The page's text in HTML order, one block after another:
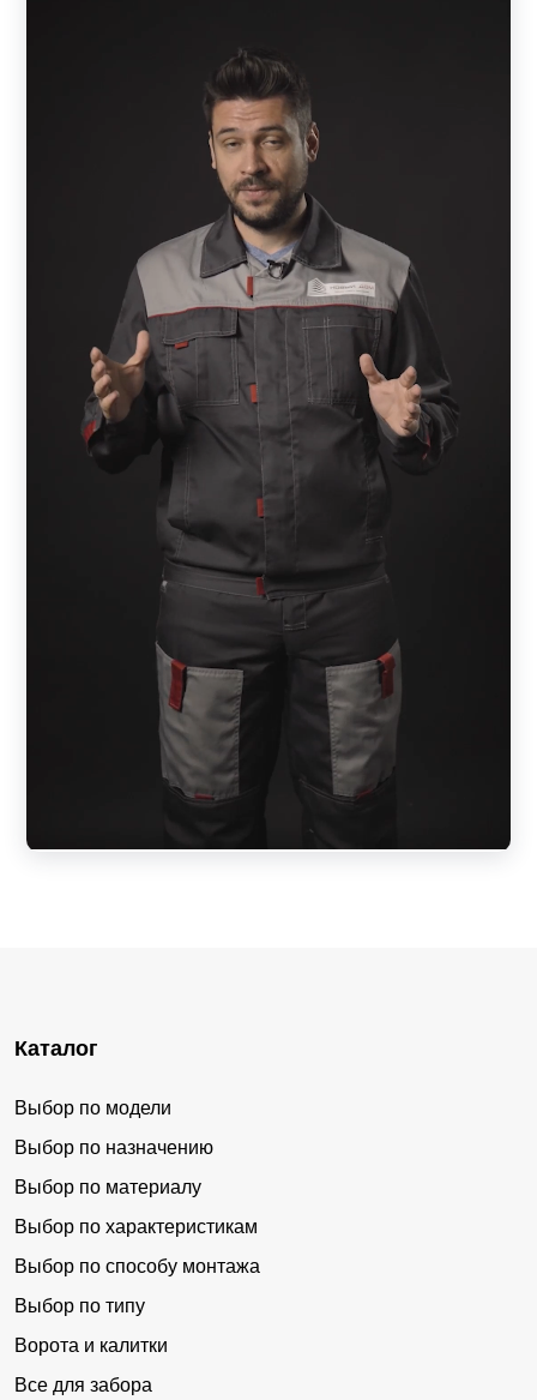
Каталог
Выбор по модели
Выбор по назначению
Выбор по материалу
Выбор по характеристикам
Выбор по способу монтажа
Выбор по типу
Ворота и калитки
Все для забора